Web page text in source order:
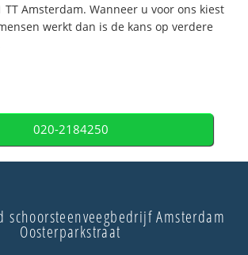
Amsterdam. Wanneer u voor ons kiest
werkt dan is de kans op verdere
020-2184250
schoorsteenveegbedrijf Amsterdam
Oosterparkstraat